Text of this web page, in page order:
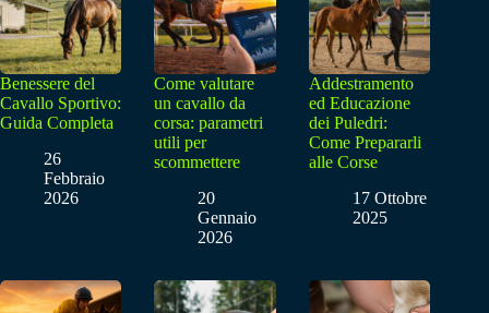
Benessere del
Cavallo Sportivo:
Guida Completa
26
Febbraio
2026
Come valutare
un cavallo da
corsa: parametri
utili per
scommettere
20
Gennaio
2026
Addestramento
ed Educazione
dei Puledri:
Come Prepararli
alle Corse
17 Ottobre
2025